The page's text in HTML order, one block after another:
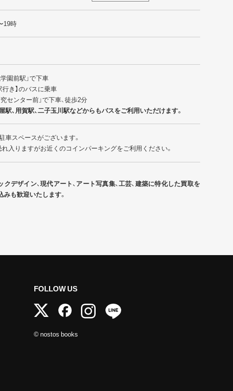
19時
園前駅」で下車
き】のバスに乗車
センター前」で下車、徒歩2分
駅、用賀駅、二子玉川駅などからもバスをご利用いただけます。
車スペースがございます。
入りますがお近くのコインパーキングをご利用ください。
デザイン、現代アート、アート写真集、工芸、建築に特化した買取を
も歓迎いたします。
FOLLOW US
© nostos books